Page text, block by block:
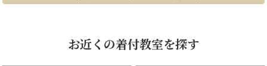
お近くの着付教室を探す